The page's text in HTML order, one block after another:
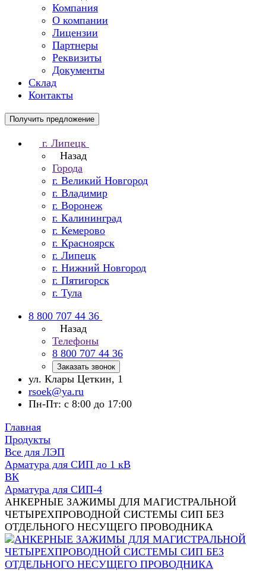
Компания
О компании
Лицензии
Партнеры
Реквизиты
Документы
Склад
Контакты
Получить предложение
г. Липецк
Назад
Города
г. Великий Новгород
г. Владимир
г. Воронеж
г. Калининград
г. Кемерово
г. Красноярск
г. Липецк
г. Нижний Новгород
г. Пятигорск
г. Тула
8 800 707 44 36
Назад
Телефоны
8 800 707 44 36
Заказать звонок
ул. Клары Цеткин, 1
rsoek@ya.ru
Пн-Пт: с 8:00 до 17:00
Главная
Продукты
Все для ЛЭП
Арматура для СИП до 1 кВ
ВК
Арматура для СИП-4
АНКЕРНЫЕ ЗАЖИМЫ ДЛЯ МАГИСТРАЛЬНОЙ
ЧЕТЫРЕХПРОВОДНОЙ СИСТЕМЫ СИП БЕЗ
ОТДЕЛЬНОГО НЕСУЩЕГО ПРОВОДНИКА